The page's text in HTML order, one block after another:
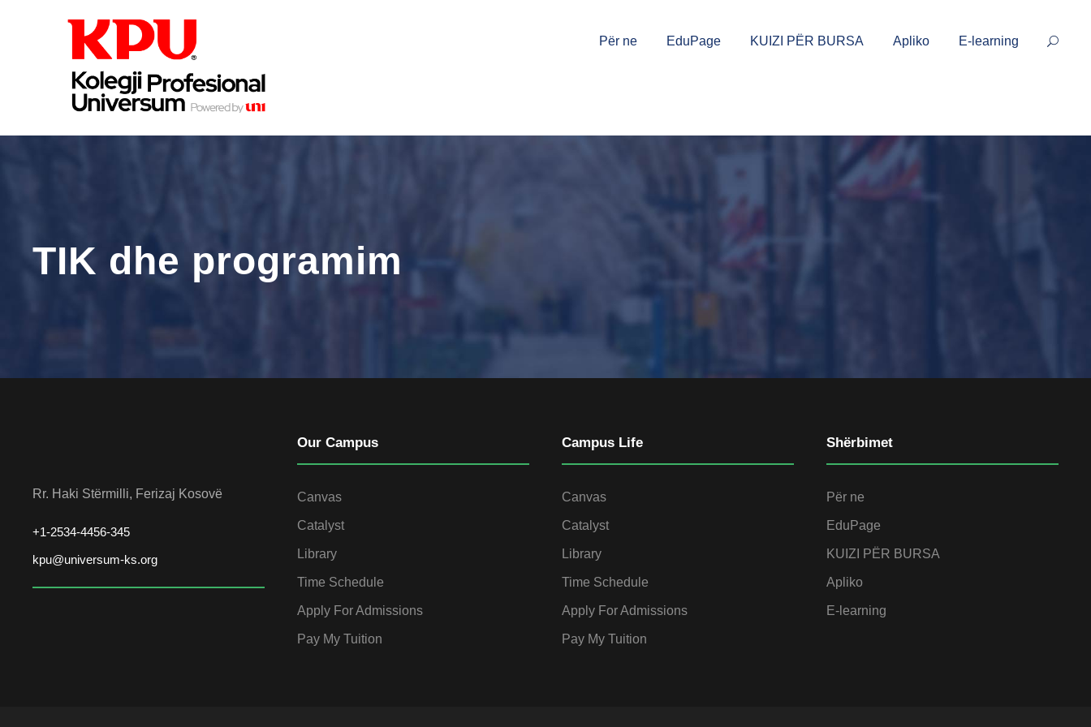
Për ne EduPage KUIZI PËR BURSA Apliko E-learning
TIK dhe programim
Rr. Haki Stërmilli, Ferizaj Kosovë
+1-2534-4456-345
kpu@universum-ks.org
Our Campus
Canvas
Catalyst
Library
Time Schedule
Apply For Admissions
Pay My Tuition
Campus Life
Canvas
Catalyst
Library
Time Schedule
Apply For Admissions
Pay My Tuition
Shërbimet
Për ne
EduPage
KUIZI PËR BURSA
Apliko
E-learning